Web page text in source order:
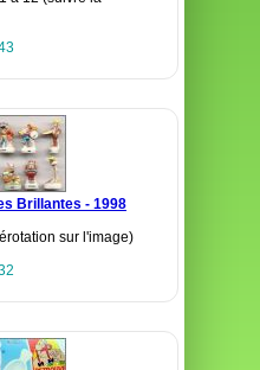
Brillantes - 1998
sur l'image)